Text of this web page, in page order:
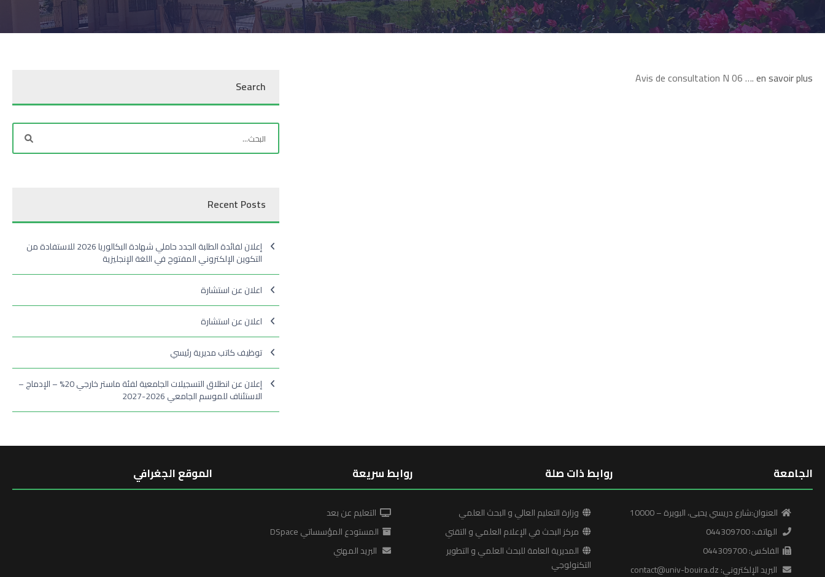
Avis de consultation N 06 ….en savoir plus
Search
Recent Posts
إعلان لفائدة الطلبة الجدد حاملي شهادة البكالوريا 2026 للاستفادة من
التكوين الإلكتروني المفتوح في اللغة الإنجليزية
اعلان عن استشارة
اعلان عن استشارة
توظيف كاتب مديرية رئيسي
إعلان عن انطلاق التسجيلات الجامعية لفئة ماستر خارجي 20% – الإدماج –
الاستئناف للموسم الجامعي 2026-2027
الجامعة
العنوان:شارع دريسي يحيى، البويرة – 10000
الهاتف: 044309700
الفاكس: 044309700
البريد الإلكتروني: contact@univ-bouira.dz
روابط ذات صلة
وزارة التعليم العالي و البحث العلمي
مركز البحث في الإعلام العلمي و التقني
المديرية العامة للبحث العلمي و التطوير
التكنولوجي
روابط سريعة
التعليم عن بعد
المستودع المؤسساتي DSpace
البريد المهني
الموقع الجغرافي